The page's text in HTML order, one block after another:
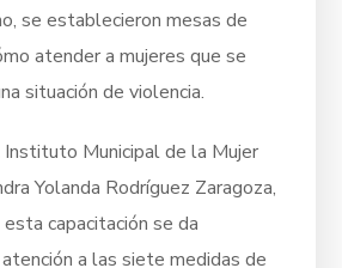
se establecieron mesas de
atender a mujeres que se
situación de violencia.
Municipal de la Mujer
Yolanda Rodríguez Zaragoza,
capacitación se da
a las siete medidas de